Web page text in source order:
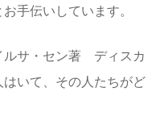
手伝いしています。
ルサ・セン著 ディスカ
いて、その人たちがど